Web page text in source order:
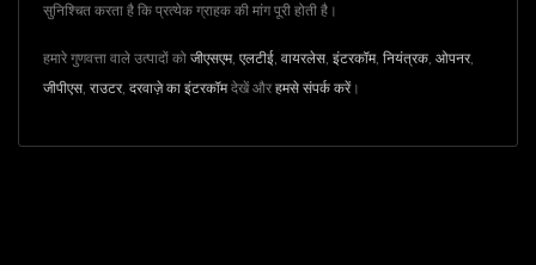
सुनिश्चित करता है कि प्रत्येक ग्राहक की मांग पूरी होती है।
हमारे गुणवत्ता वाले उत्पादों को जीएसएम, एलटीई वायरलेस इंटरकॉम, नियंत्रक ओपनर,
जीपीएस राउटर, दरवाज़े का इंटरकॉमदेखें और हमसे संपर्क करें।